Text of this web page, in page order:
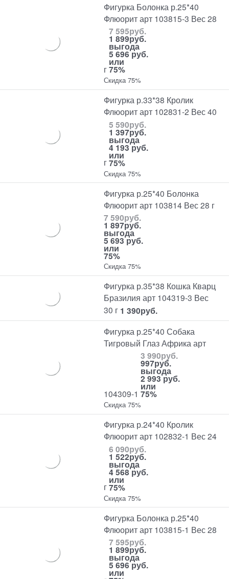
Фигурка Болонка р.25*40
Флюорит арт 103815-3 Вес 28
г
7 595руб.
1 899руб.
выгода
5 696 руб.
или
75%
Скидка 75%
Фигурка р.33*38 Кролик
Флюорит арт 102831-2 Вес 40
г
5 590руб.
1 397руб.
выгода
4 193 руб.
или
75%
Скидка 75%
Фигурка р.25*40 Болонка
Флюорит арт 103814 Вес 28 г
7 590руб.
1 897руб.
выгода
5 693 руб.
или
75%
Скидка 75%
Фигурка р.35*38 Кошка Кварц
Бразилия арт 104319-3 Вес
30 г 1 390руб.
Фигурка р.25*40 Собака
Тигровый Глаз Африка арт
104309-1
3 990руб.
997руб.
выгода
2 993 руб.
или
75%
Скидка 75%
Фигурка р.24*40 Кролик
Флюорит арт 102832-1 Вес 24
г
6 090руб.
1 522руб.
выгода
4 568 руб.
или
75%
Скидка 75%
Фигурка Болонка р.25*40
Флюорит арт 103815-1 Вес 28
7 595руб.
1 899руб.
выгода
5 696 руб.
или